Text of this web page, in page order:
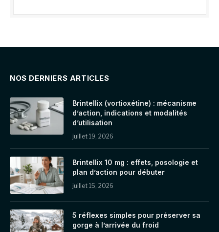
NOS DERNIERS ARTICLES
Brintellix (vortioxétine) : mécanisme
d’action, indications et modalités
d’utilisation
juillet 19, 2026
Brintellix 10 mg : effets, posologie et
plan d’action pour débuter
juillet 15, 2026
5 réflexes simples pour préserver sa
gorge à l’arrivée du froid